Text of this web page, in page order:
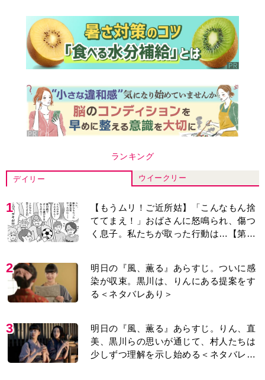
ランキング
デイリー ウイークリー
1
【もうムリ！ご近所姑】「こんなもん捨
ててまえ！」おばさんに怒鳴られ、傷つ
く息子。私たちが取った行動は…【第3
2
明日の『風、薫る』あらすじ。ついに感
染が収束。黒川は、りんにある提案をす
る＜ネタバレあり＞
3
明日の『風、薫る』あらすじ。りん、直
美、黒川らの思いが通じて、村人たちは
少しずつ理解を示し始める＜ネタバレあ